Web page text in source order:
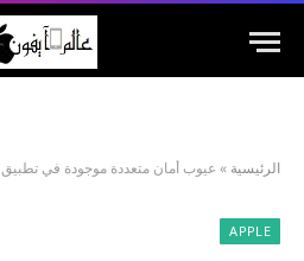
الرئيسية » عيوب أمان متعددة موجودة في تطبيق Deepseek iOS
APPLE